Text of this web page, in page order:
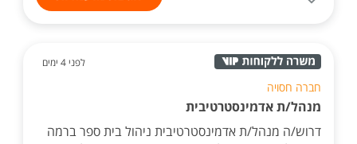
לפני 4 ימים
חברה חסויה
מנהל/ת אדמינסטרטיבית
דרוש/ה מנהל/ת אדמינסטרטיבית ניהול בית ספר ברמה